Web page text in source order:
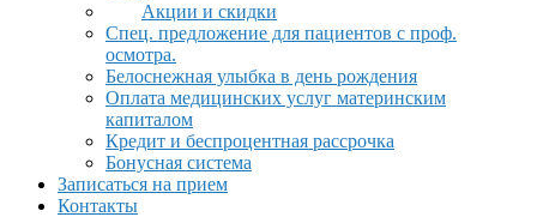
Акции и скидки
Спец. предложение для пациентов с проф.
осмотра.
Белоснежная улыбка в день рождения
Оплата медицинских услуг материнским
капиталом
Кредит и беспроцентная рассрочка
Бонусная система
Записаться на прием
Контакты